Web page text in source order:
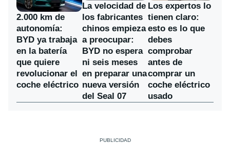
2.000 km de
autonomía:
BYD ya trabaja
en la batería
que quiere
revolucionar el
coche eléctrico
La velocidad de
los fabricantes
chinos empieza
a preocupar:
BYD no espera
ni seis meses
en preparar una
nueva versión
del Seal 07
Los expertos lo
tienen claro:
esto es lo que
debes
comprobar
antes de
comprar un
coche eléctrico
usado